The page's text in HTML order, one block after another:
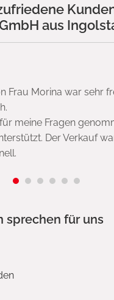
aus
Frau Morina war sehr
meine Fragen
Der Verkauf
sprechen für uns